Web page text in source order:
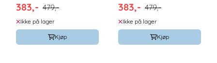
Cotton Cloud
383,- 479,-
Ikke på lager
Kjøp
The Cotton Cloud
383,- 479,-
Ikke på lager
Kjøp